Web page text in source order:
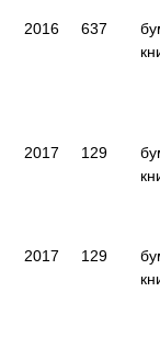
2016 637
2017 129
2017 129